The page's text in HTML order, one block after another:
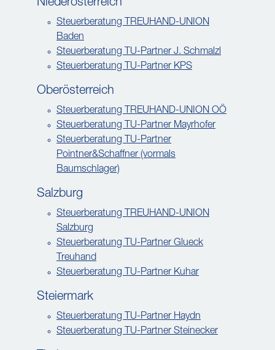
Niederösterreich
Steuerberatung TREUHAND-UNION
Baden
Steuerberatung TU-Partner J. Schmalzl
Steuerberatung TU-Partner KPS
Oberösterreich
Steuerberatung TREUHAND-UNION OÖ
Steuerberatung TU-Partner Mayrhofer
Steuerberatung TU-Partner
Pointner&Schaffner (vormals
Baumschlager)
Salzburg
Steuerberatung TREUHAND-UNION
Salzburg
Steuerberatung TU-Partner Glueck
Treuhand
Steuerberatung TU-Partner Kuhar
Steiermark
Steuerberatung TU-Partner Haydn
Steuerberatung TU-Partner Steinecker